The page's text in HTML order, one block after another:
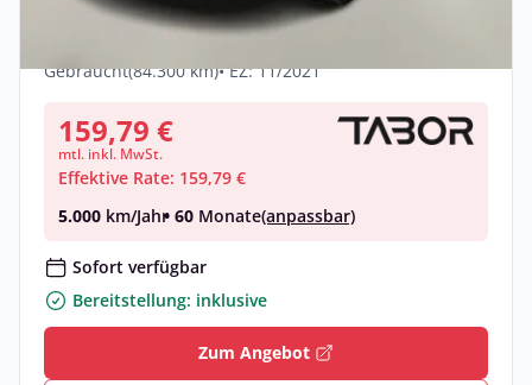
Bat. LED PDC Temp Leasing privat
Gebraucht(84.300 km)• EZ: 11/2021
159,79 €
mtl. inkl. MwSt.
Effektive Rate: 159,79 €
5.000 km/Jahr• 60 Monate(anpassbar)
Sofort verfügbar
Bereitstellung: inklusive
Zum Angebot